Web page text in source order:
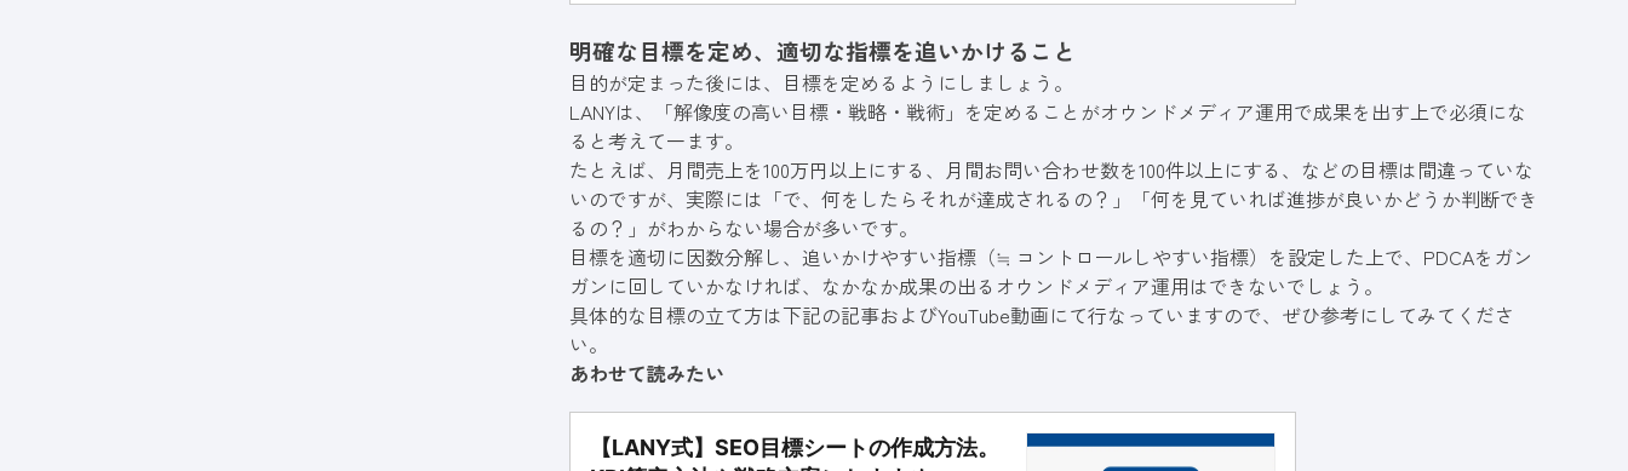
明確な目標を定め、適切な指標を追いかけること
目的が定まった後には、目標を定めるようにしましょう。
LANYは、「解像度の高い目標・戦略・戦術」を定めることがオウンドメディア運用で成果を出す上で必須にな
ると考えて一ます。
たとえば、月間売上を100万円以上にする、月間お問い合わせ数を100件以上にする、などの目標は間違っていな
いのですが、実際には「で、何をしたらそれが達成されるの？」「何を見ていれば進捗が良いかどうか判断でき
るの？」がわからない場合が多いです。
目標を適切に因数分解し、追いかけやすい指標（≒ コントロールしやすい指標）を設定した上で、PDCAをガン
ガンに回していかなければ、なかなか成果の出るオウンドメディア運用はできないでしょう。
具体的な目標の立て方は下記の記事およびYouTube動画にて行なっていますので、ぜひ参考にしてみてくださ
い。
あわせて読みたい
【LANY式】SEO目標シートの作成方法。